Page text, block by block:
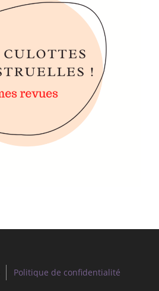
Politique de confidentialité